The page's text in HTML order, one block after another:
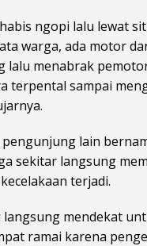
ngopi lalu lewat
warga, ada motor
lalu menabrak
terpental sampai
lain
sekitar langsung
terjadi.
langsung mendekat
ramai karena